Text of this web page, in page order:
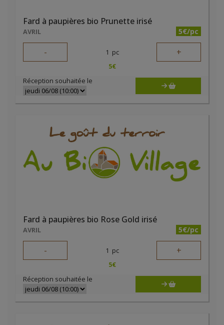
Fard à paupières bio Prunette irisé
AVRIL 5€/pc
- 1 pc +
5€
Réception souhaitée le
Fard à paupières bio Rose Gold irisé
AVRIL 5€/pc
- 1 pc +
5€
Réception souhaitée le